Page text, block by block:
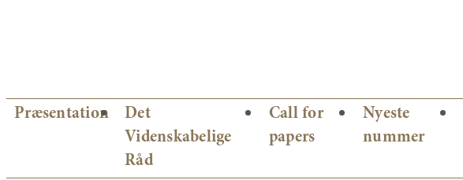
til
Præsentation
Det
Videnskabelige
Råd
Call for
papers
Nyeste
nummer